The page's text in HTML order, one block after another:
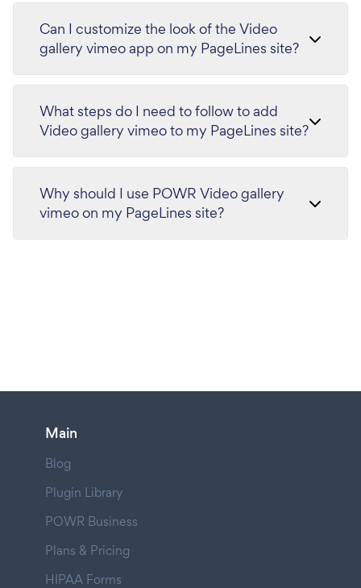
Can I customize the look of the Video
gallery vimeo app on my PageLines site?
What steps do I need to follow to add
Video gallery vimeo to my PageLines site?
Why should I use POWR Video gallery
vimeo on my PageLines site?
Main
Blog
Plugin Library
POWR Business
Plans & Pricing
HIPAA Forms